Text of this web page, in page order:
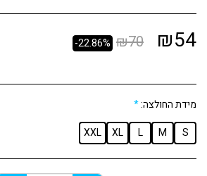
₪54
₪70
-22.86%
מידת החולצה:*
S
M
L
XL
XXL